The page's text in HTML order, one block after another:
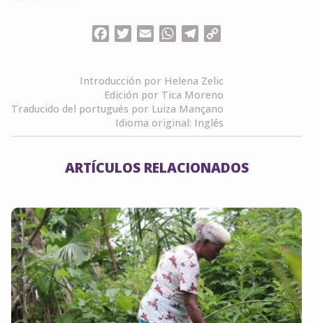
FacebookTwitterEmailWhatsApp
Telegram
Introducción por Helena Zelic
Edición por Tica Moreno
Traducido del portugués por Luiza Mançano
Idioma original: Inglés
ARTÍCULOS RELACIONADOS